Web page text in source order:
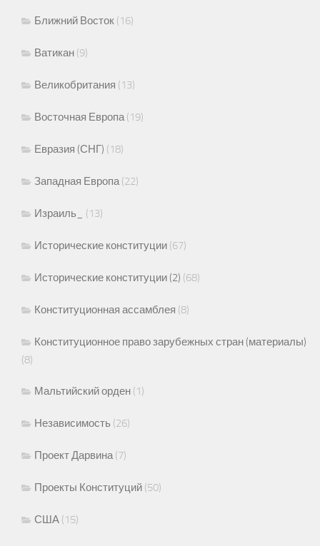
Ближний Восток (16)
Ватикан (9)
Великобритания (13)
Восточная Европа(19)
Евразия (СНГ) (18)
Западная Европа(22)
Израиль_ (13)
Исторические конституции (67)
Исторические конституции (2) (68)
Конституционная ассамблея (8)
Конституционное право зарубежных стран (материалы)
(8)
Мальтийский орден (1)
Независимость (26)
Проект Дарвина(7)
Проекты Конституций (50)
США (15)